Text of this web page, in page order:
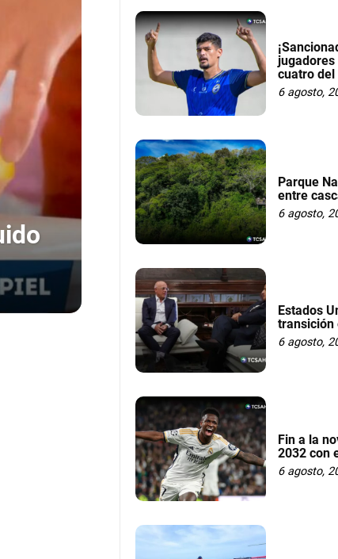
jugadores
cuatro
6 agosto,
Parque
entre
6 agosto,
Estados
transición
6 agosto,
Fin a la
2032 con
6 agosto,